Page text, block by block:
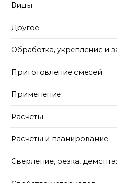
Виды
Другое
Обработка, укрепление и
Приготовление смесей
Применение
Расчёты
Расчеты и планирование
Сверление, резка,